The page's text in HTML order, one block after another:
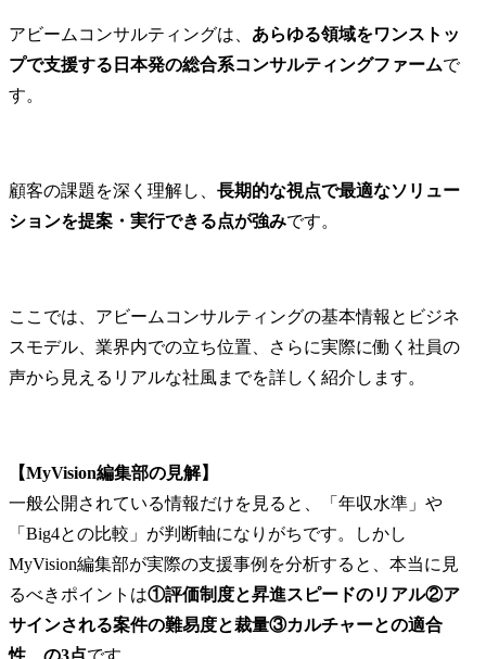
離職率と退職理由から見るリアルな課題
離職率の推移とその背景
退職者が語る理由と再就職先の傾向
転職エージェントやスカウトの活用法
内定を勝ち取るための準備と差別化ポイント
業界内での競争優位と強み
注力領域と成長分野
将来的な展望とビジョン
自分に合う企業かどうか見極める視点
転職成功のために今すべき準備とは
アビームコンサルティングの年収に関するFAQ
Q1.アビームコンサルティングの年収は本当に高いですか？
Q2.アビームコンサルティングは成果主義が強く、年収に差が出やすいですか？
1.デジタルサービスデザイ
ン
5.データマネジメント・ガ
バナンス
6. デジタル・インプリメ
8. デジタルケイパビリテ
本求人では「8. デジタル
●入社後のアサイン想定プ
ロジェクト
持続的なデジタル変革を
実現するために、企業が
持つべきデジタル/IT組織
機能の再設計と、その実
1.デジタル
ン
5.データマ
8. デジタル
本求人では
ロジェクト
顧客のAI活
の」として
AIエージェ
習・ナレッ
実装フェー
アビームコンサルティングは、 あらゆる領域をワンストッ
プで支援する日本発の総合系コンサルティングファームで
す。
顧客の課題を深く理解し、 長期的な視点で最適なソリュー
ションを提案・実行できる点が強みです。
ここでは、アビームコンサルティングの基本情報とビジネ
スモデル、業界内での立ち位置、さらに実際に働く社員の
声から見えるリアルな社風までを詳しく紹介します。
【MyVision編集部の見解】
一般公開されている情報だけを見ると、「年収水準」や
「Big4との比較」が判断軸になりがちです。しかし
MyVision編集部が実際の支援事例を分析すると、本当に見
るべきポイントは①評価制度と昇進スピードのリアル②ア
サインされる案件の難易度と裁量③カルチャーとの適合
性、の3点です。